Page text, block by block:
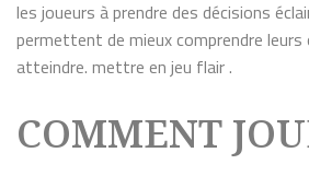
les joueurs à prendre des décisions
permettent de mieux comprendre
atteindre. mettre en jeu flair .
COMMENT